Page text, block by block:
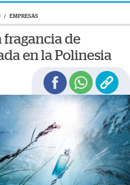
/ EMPRESAS
fragancia de
en la Polinesia